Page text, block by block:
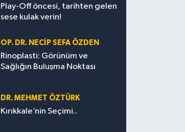
Play-Off öncesi, tarihten gelen
sese kulak verin!
OP. DR. NECIP SEFA ÖZDEN
Rinoplasti: Görünüm ve
Sağlığın Buluşma Noktası
DR. MEHMET ÖZTÜRK
Kırıkkale’nin Seçimi..